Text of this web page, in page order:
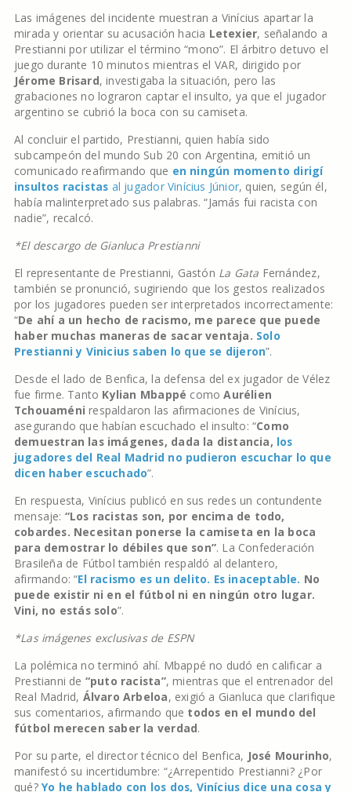
Las imágenes del incidente muestran a Vinícius apartar la
mirada y orientar su acusación hacia Letexier, señalando a
Prestianni por utilizar el término “mono”. El árbitro detuvo el
juego durante 10 minutos mientras el VAR, dirigido por
Jérome Brisard, investigaba la situación, pero las
grabaciones no lograron captar el insulto, ya que el jugador
argentino se cubrió la boca con su camiseta.
Al concluir el partido, Prestianni, quien había sido
subcampeón del mundo Sub 20 con Argentina, emitió un
comunicado reafirmando que en ningún momento dirigí
insultos racistas al jugador Vinícius Júnior, quien, según él,
había malinterpretado sus palabras. “Jamás fui racista con
nadie”, recalcó.
*El descargo de Gianluca Prestianni
El representante de Prestianni, Gastón La Gata Fernández,
también se pronunció, sugiriendo que los gestos realizados
por los jugadores pueden ser interpretados incorrectamente:
“De ahí a un hecho de racismo, me parece que puede
haber muchas maneras de sacar ventaja. Solo
Prestianni y Vinicius saben lo que se dijeron”.
Desde el lado de Benfica, la defensa del ex jugador de Vélez
fue firme. Tanto Kylian Mbappé comoAurélien
Tchouaméni respaldaron las afirmaciones de Vinícius,
asegurando que habían escuchado el insulto: “Como
demuestran las imágenes, dada la distancia, los
jugadores del Real Madrid no pudieron escuchar lo que
dicen haber escuchado”.
En respuesta, Vinícius publicó en sus redes un contundente
mensaje: “Los racistas son, por encima de todo,
cobardes. Necesitan ponerse la camiseta en la boca
para demostrar lo débiles que son”. La Confederación
Brasileña de Fútbol también respaldó al delantero,
afirmando: “El racismo es un delito. Es inaceptable. No
puede existir ni en el fútbol ni en ningún otro lugar.
Vini, no estás solo”.
*Las imágenes exclusivas de ESPN
La polémica no terminó ahí. Mbappé no dudó en calificar a
Prestianni de “puto racista”, mientras que el entrenador del
Real Madrid, Álvaro Arbeloa, exigió a Gianluca que clarifique
sus comentarios, afirmando que todos en el mundo del
fútbol merecen saber la verdad.
Por su parte, el director técnico del Benfica, José Mourinho,
manifestó su incertidumbre: “¿Arrepentido Prestianni? ¿Por
qué? Yo he hablado con los dos, Vinícius dice una cosa y